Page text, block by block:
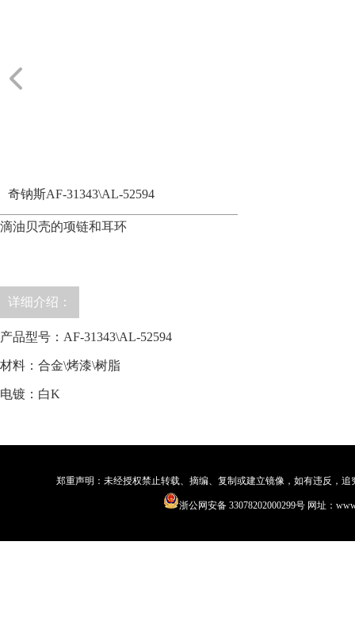
奇钠斯AF-31343\AL-52594
滴油贝壳的项链和耳环
详细介绍：
产品型号：AF-31343\AL-52594
材料：合金\烤漆\树脂
电镀：白K
郑重声明：未经授权禁止转载、摘编、复制或建立镜像，如有违反，
浙公网安备 33078202000299号 网址：